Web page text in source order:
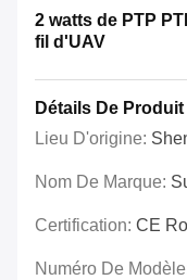
2 watts de PTP
fil d'UAV
Détails De Produit
Lieu D'origine:
Nom De Marque:
Certification: CE
Numéro De